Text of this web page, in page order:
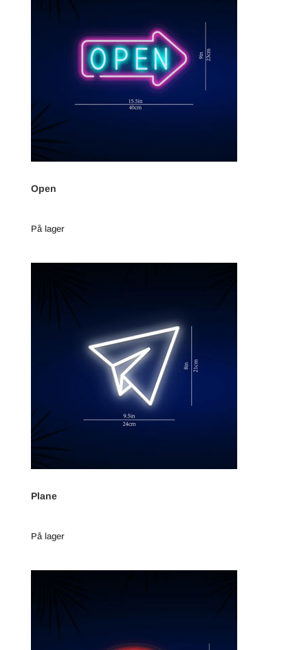
Open
På lager
Plane
På lager